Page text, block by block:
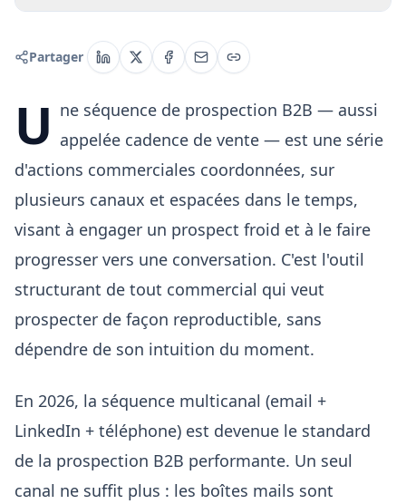
Partager
U ne séquence de prospection B2B — aussi
appelée cadence de vente — est une série
d'actions commerciales coordonnées, sur
plusieurs canaux et espacées dans le temps,
visant à engager un prospect froid et à le faire
progresser vers une conversation. C'est l'outil
structurant de tout commercial qui veut
prospecter de façon reproductible, sans
dépendre de son intuition du moment.
En 2026, la séquence multicanal (email +
LinkedIn + téléphone) est devenue le standard
de la prospection B2B performante. Un seul
canal ne suffit plus : les boîtes mails sont